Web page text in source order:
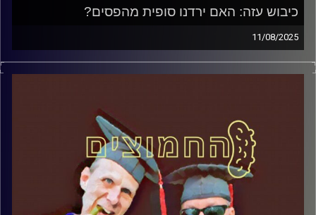
כיבוש עזה: האם ירדנו סופית מהפסים?
11/08/2025
המערכת הפוליטית על ספת הפסיכולוג, עם פרופסור בועז בן-
דוד ופרופסור גלעד הירשברגר
קרדיט תמונות:AudioVersity